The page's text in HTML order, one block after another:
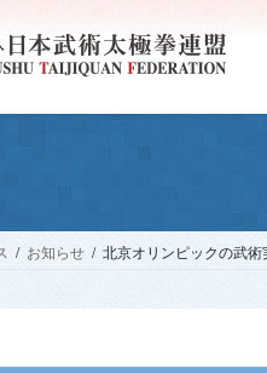
お知らせ 北京オリンピックの武術